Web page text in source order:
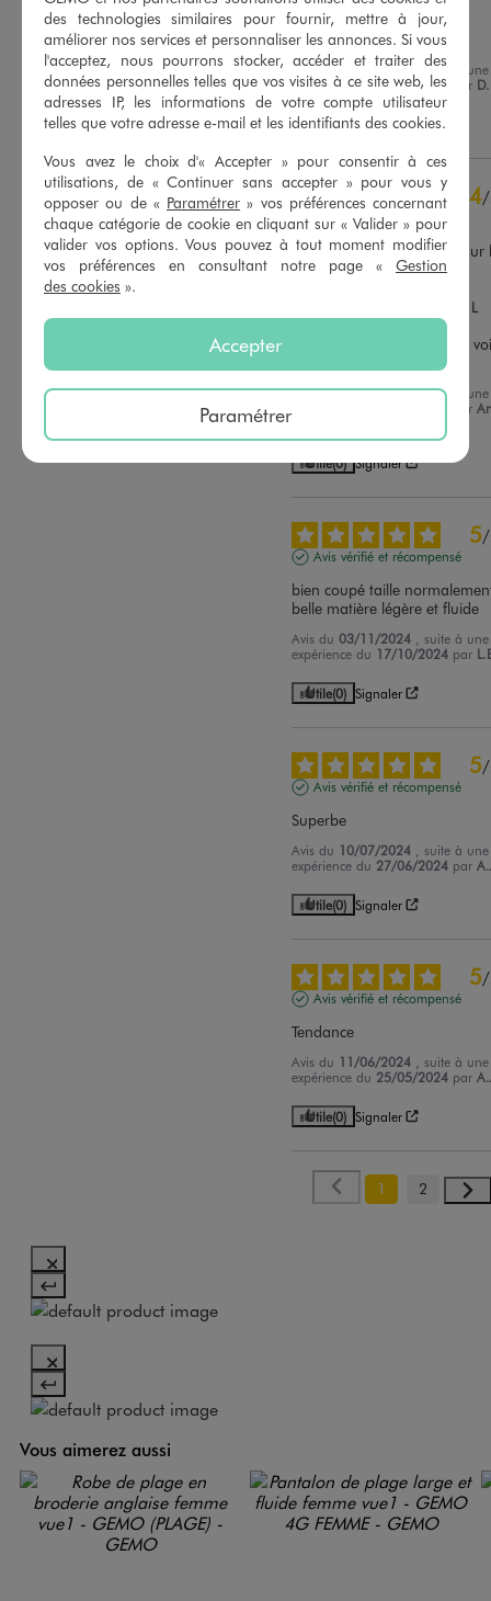
Basé sur10 avis soumis à un
contrôle
Voir tous les avis sur ce site
5étoiles
8
3étoiles
0
2étoiles
0
1étoile 0
Avis vérifié et récompensé
Parfait
Avis du30/06/2026
, suite à une
expérience du17/06/2026 par
Utile(0) Signaler
4/
Avis vérifié et récompensé
Le haut bâille légèrement sur
côtés
élastique j’ai pris une taille L
alors que je prends du S
habituellement. Cela ne se
Avis du30/06/2025 , suite à une
par
Utile(0) Signaler
5/
Avis vérifié et récompensé
bien coupé taille
belle matière légère et fluide
Avis du03/11/2024
, suite à une
expérience du 17/10/2024 par
Utile(0) Signaler
5/
Avis vérifié et récompensé
Superbe
Avis du 10/07/2024
, suite à une
expérience du 27/06/2024 par
Utile(0) Signaler
5/
Avis vérifié et récompensé
Tendance
Avis du 11/06/2024
, suite à une
expérience du 25/05/2024 par
Utile(0) Signaler
1 2
Vous aimerez aussi
des technologies similaires pour fournir, mettre à jour,
améliorer nos services et personnaliser les annonces. Si vous
l'acceptez, nous pourrons stocker, accéder et traiter des
données personnelles telles que vos visites à ce site web, les
adresses IP, les informations de votre compte utilisateur
telles que votre adresse e-mail et les identifiants des cookies.
Vous avez le choix d'« Accepter » pour consentir à ces
utilisations, de « Continuer sans accepter » pour vous y
opposer ou de « Paramétrer » vos préférences concernant
chaque catégorie de cookie en cliquant sur « Valider » pour
valider vos options. Vous pouvez à tout moment modifier
vos préférences en consultant notre page « Gestion
des cookies ».
Accepter
Paramétrer